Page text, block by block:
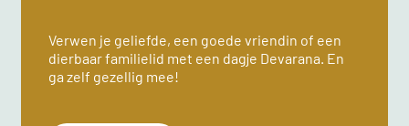
Verwen je geliefde, een goede vriendin of een
dierbaar familielid met een dagje Devarana. En
ga zelf gezellig mee!